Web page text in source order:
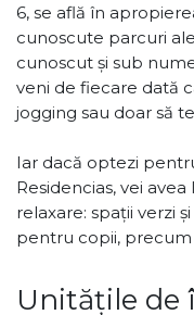
6, se află în
cunoscute parcuri
cunoscut și sub
veni de fiecare dată
jogging sau doar să
Iar dacă optezi
Residencias, vei
relaxare: spații verzi
pentru copii,
Unitățile de